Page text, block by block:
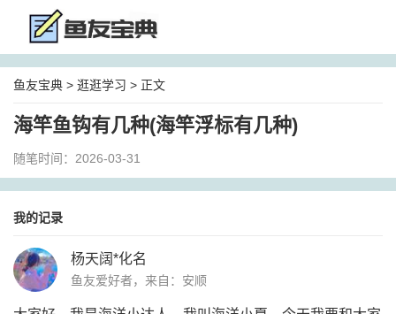
鱼友宝典 > 逛逛学习 > 正文
海竿鱼钩有几种(海竿浮标有几种)
随笔时间：2026-03-31
我的记录
杨天阔*化名
鱼友爱好者，来自：安顺